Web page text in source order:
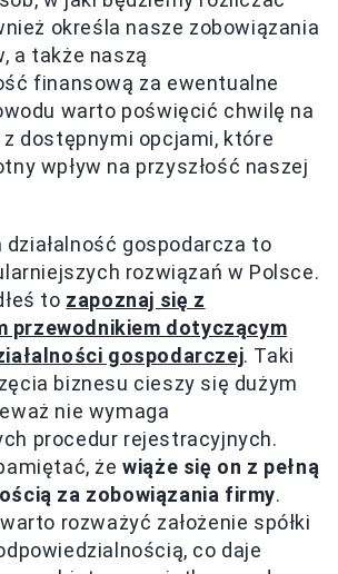
określa nasze zobowiązania
a także naszą
finansową za ewentualne
warto poświęcić chwilę na
dostępnymi opcjami, które
wpływ na przyszłość naszej
gospodarcza to
rozwiązań w Polsce.
to zapoznaj się z
przewodnikiem dotyczącym
gospodarczej. Taki
biznesu cieszy się dużym
nie wymaga
procedur rejestracyjnych.
żewiąże się on z pełną
za zobowiązania firmy.
rozważyć założenie spółki
co daje